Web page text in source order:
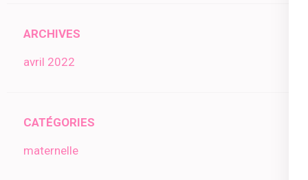
ARCHIVES
avril 2022
CATÉGORIES
maternelle